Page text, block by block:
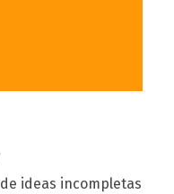
ideas incompletas